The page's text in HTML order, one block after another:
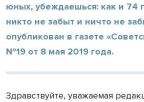
юных, убеждаешься: как и 74
никто не забыт и ничто не
опубликован в газете
№19 от 8 мая 2019 года.
Здравствуйте, уважаемая